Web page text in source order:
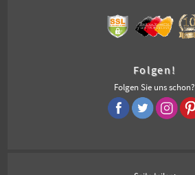
Folgen!
Folgen Sie uns schon?